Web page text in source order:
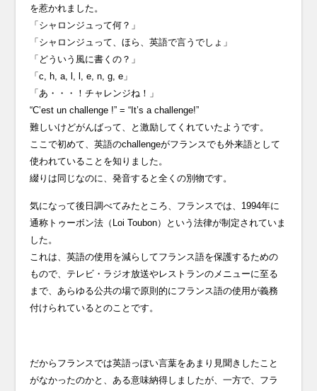
を惹かれました。
「シャロンジュって何？」
「シャロンジュって、ほら、英語で言うでしょ」
「どういう風に書くの？」
「c, h, a, l, l, e, n, g, e」
「あ・・・！チャレンジね！」
“C’est un challenge !” = “It’s a challenge!”
難しいけどがんばって、と激励してくれていたようです。
ここで初めて、英語のchallengeがフランスでも外来語として
使われていることを知りました。
綴りは同じなのに、発音すると全くの別物です。
気になって後日調べてみたところ、フランスでは、1994年に
通称トゥーボン法（Loi Toubon）という法律が制定されていま
した。
これは、英語の使用を減らしてフランス語を保護するための
もので、テレビ・ラジオ放送やレストランのメニューに至る
まで、あらゆる公共の場で原則的にフランス語の使用が義務
付けられているとのことです。
だからフランスでは英語っぽい言葉をあまり見聞きしたこと
がなかったのかと、ある意味納得しましたが、一方で、フラ